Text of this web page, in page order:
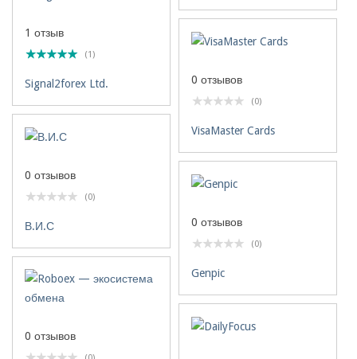
1 отзыв
(1)
Signal2forex Ltd. 0 отзывов
(0)
VisaMaster Cards
0 отзывов
(0)
В.И.С 0 отзывов
(0)
Genpic
0 отзывов